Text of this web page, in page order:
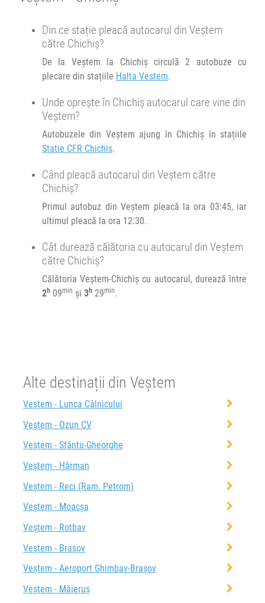
Brașov Sala sporturilor
Transbodare asigurată de operator.
Brașov Sala sporturilor
Minivan Trans Olteanu Tour :
Brasov Vaslui Husi
Afiseaza itinerariu
Chichiș
Durată:
02bisTimișoara Brașov
Afiseaza itinerariu
14:25 Brașov Sala sporturilor
14:30 Brașov Sala sporturilor
Minivan Trans Olteanu Tour :
Brasov - Focsani - Tecuci
Afiseaza itinerariu
Chichiș Statie CFR Chichis
min
Zile de circulație:
Din ce stație pleacă autocarul din Veștem
către Chichiș?
De la Veștem la Chichiș circulă 2 autobuze cu
plecare din stațiile Halta Vestem.
Unde oprește în Chichiș autocarul care vine din
Veștem?
Autobuzele din Veștem ajung în Chichiș în stațiile
Statie CFR Chichis.
Când pleacă autocarul din Veștem către
Chichiș?
Primul autobuz din Veștem pleacă la ora 03:45, iar
ultimul pleacă la ora 12:30.
Cât durează călătoria cu autocarul din Veștem
către Chichiș?
Călătoria Veștem-Chichiș cu autocarul, durează între
2h 09min și 3h 29min.
Alte destinații din Veștem
Veștem - Lunca Câlnicului
Veștem - Ozun CV
Veștem - Sfântu-Gheorghe
Veștem - Hărman
Veștem - Reci (Ram. Petrom)
Veștem - Moacșa
Veștem - Rotbav
Veștem - Brașov
Veștem - Aeroport Ghimbav-Brașov
Veștem - Măieruș